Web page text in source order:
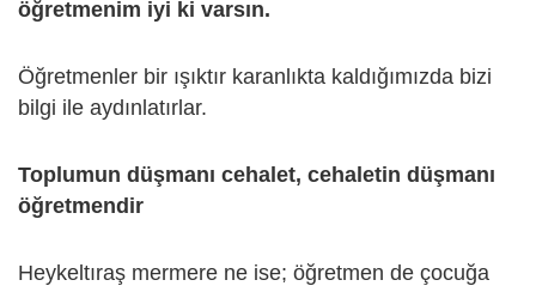
öğretmenim iyi ki varsın.
Öğretmenler bir ışıktır karanlıkta kaldığımızda bizi
bilgi ile aydınlatırlar.
Toplumun düşmanı cehalet, cehaletin düşmanı
öğretmendir
Heykeltıraş mermere ne ise; öğretmen de çocuğa